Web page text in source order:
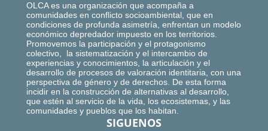
OLCA es una organización que acompaña a
comunidades en conflicto socioambiental, que en
condiciones de profunda asimetría, enfrentan un modelo
económico depredador impuesto en los territorios.
Promovemos la participación y el protagonismo
colectivo, la sistematización y el intercambio de
experiencias y conocimientos, la articulación y el
desarrollo de procesos de valoración identitaria, con una
perspectiva de género y de derechos. De esta forma
incidir en la construcción de alternativas al desarrollo,
que estén al servicio de la vida, los ecosistemas, y las
comunidades y pueblos que los habitan.
SIGUENOS